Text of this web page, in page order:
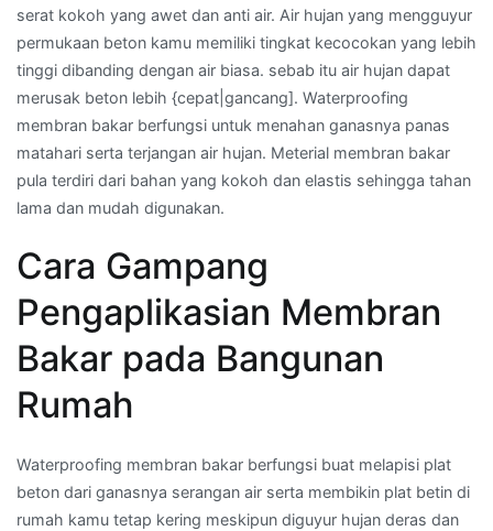
serat kokoh yang awet dan anti air. Air hujan yang mengguyur
permukaan beton kamu memiliki tingkat kecocokan yang lebih
tinggi dibanding dengan air biasa. sebab itu air hujan dapat
merusak beton lebih {cepat|gancang]. Waterproofing
membran bakar berfungsi untuk menahan ganasnya panas
matahari serta terjangan air hujan. Meterial membran bakar
pula terdiri dari bahan yang kokoh dan elastis sehingga tahan
lama dan mudah digunakan.
Cara Gampang
Pengaplikasian Membran
Bakar pada Bangunan
Rumah
Waterproofing membran bakar berfungsi buat melapisi plat
beton dari ganasnya serangan air serta membikin plat betin di
rumah kamu tetap kering meskipun diguyur hujan deras dan